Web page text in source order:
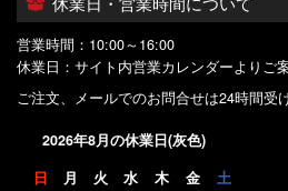
休業日・営業時間について
営業時間：10:00～16:00
休業日：サイト内営業カレンダーよりご
ご注文、メールでのお問合せは24時間受
2026年8月の休業日(灰色)
日 月 火 水 木 金 土